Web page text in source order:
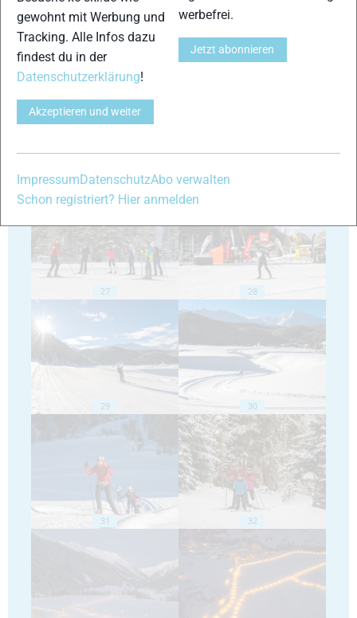
23 24
25
27 28
29 30
31 32
gewohnt mit Werbung und
Tracking. Alle Infos dazu
findest du in der
Datenschutzerklärung!
Akzeptieren und weiter
werbefrei.
Jetzt abonnieren
ImpressumDatenschutzAbo verwalten
Schon registriert? Hier anmelden